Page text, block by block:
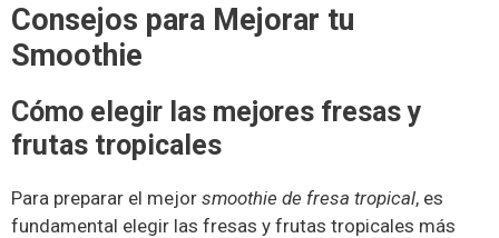
Consejos para Mejorar tu
Smoothie
Cómo elegir las mejores fresas y
frutas tropicales
Para preparar el mejor smoothie de fresa tropical, es
fundamental elegir las fresas y frutas tropicales más